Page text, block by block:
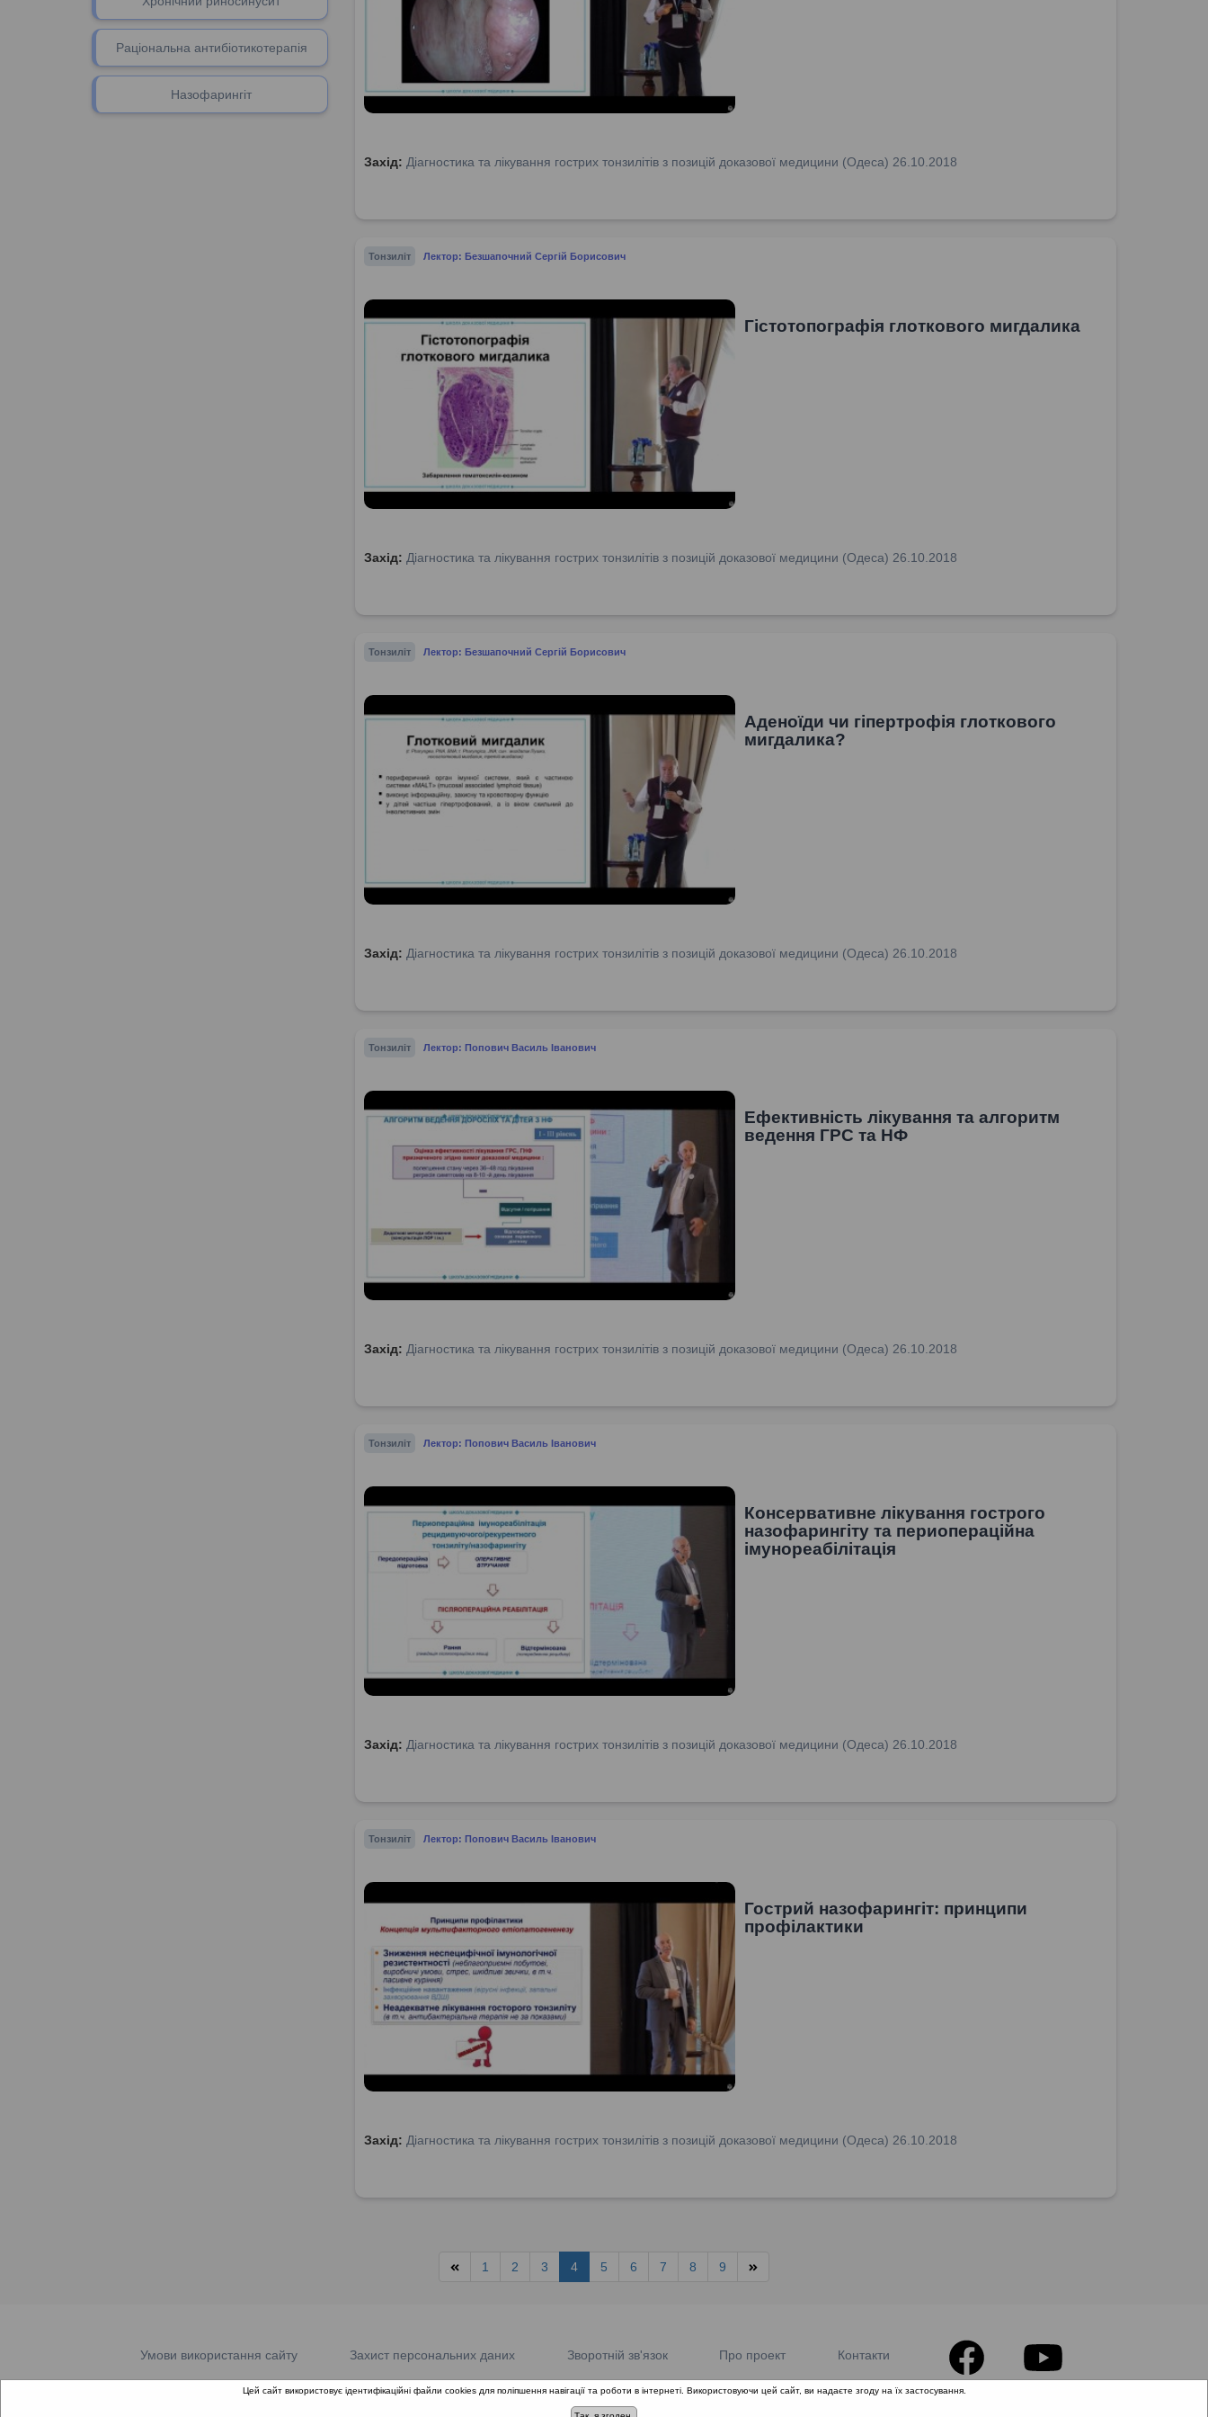
Раціональна антибіотикотерапія
Назофарингіт
Захід: Діагностика та лікування гострих тонзилітів з позицій доказової медицини (Одеса) 26.10.2018
Тонзиліт Лектор: Безшапочний Сергій Борисович
Гістотопографія глоткового мигдалика
Захід: Діагностика та лікування гострих тонзилітів з позицій доказової медицини (Одеса) 26.10.2018
Тонзиліт Лектор: Безшапочний Сергій Борисович
Аденоїди чи гіпертрофія глоткового
мигдалика?
Захід: Діагностика та лікування гострих тонзилітів з позицій доказової медицини (Одеса) 26.10.2018
Тонзиліт Лектор: Попович Василь Іванович
Ефективність лікування та алгоритм
ведення ГРС та НФ
Захід: Діагностика та лікування гострих тонзилітів з позицій доказової медицини (Одеса) 26.10.2018
Тонзиліт Лектор: Попович Василь Іванович
Консервативне лікування гострого
назофарингіту та периопераційна
імунореабілітація
Захід: Діагностика та лікування гострих тонзилітів з позицій доказової медицини (Одеса) 26.10.2018
Тонзиліт Лектор: Попович Василь Іванович
Гострий назофарингіт: принципи
профілактики
Захід: Діагностика та лікування гострих тонзилітів з позицій доказової медицини (Одеса) 26.10.2018
1 2 3 4 5 6 7 8 9
Умови використання сайту Захист персональних даних Зворотній зв'язок Про проект Контакти
© 2018-2026 «Школа доказової медицини». Всі права захищені.
Цей сайт використовує ідентифікаційні файли cookies для поліпшення навігації та роботи в інтернеті. Використовуючи цей сайт, ви надаєте згоду на їх застосування.